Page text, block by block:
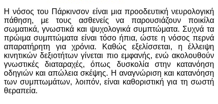
Η νόσος του Πάρκινσον είναι μια προοδευτική νευρολογική
πάθηση, με τους ασθενείς να παρουσιάζουν ποικίλα
σωματικά, γνωστικά και ψυχολογικά συμπτώματα. Συχνά τα
πρώιμα συμπτώματα είναι τόσο ήπια, ώστε η νόσος περνά
απαρατήρητη για χρόνια. Καθώς εξελίσσεται, η έλλειψη
κινητικών δεξιοτήτων γίνεται πιο εμφανής, ενώ ακολουθούν
γνωστικές διαταραχές, όπως δυσκολία στην κατανόηση
οδηγιών και απώλεια σκέψης. Η αναγνώριση και κατανόηση
των συμπτωμάτων, λοιπόν, είναι καθοριστική για τη σωστή
θεραπεία.